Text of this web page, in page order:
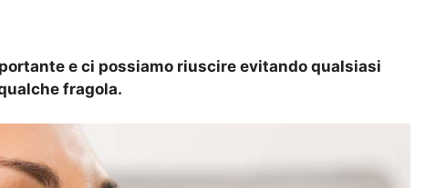
e ci possiamo riuscire evitando qualsiasi
fragola.